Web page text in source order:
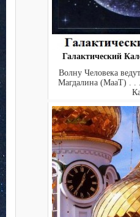
Галактический
Волну Человека
Магдалина (МааТ) . .